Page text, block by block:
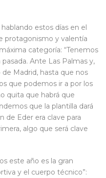
estos días en el
protagonismo y valentía
categoría: “Tenemos
Ante Las Palmas y,
Madrid, hasta que nos
que podemos ir a por los
quita que habrá que
que la plantilla dará
de Eder era clave para
algo que será clave
este año es la gran
y el cuerpo técnico”: